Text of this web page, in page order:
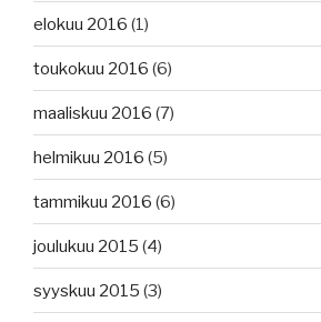
elokuu 2016 (1)
toukokuu 2016 (6)
maaliskuu 2016 (7)
helmikuu 2016 (5)
tammikuu 2016 (6)
joulukuu 2015 (4)
syyskuu 2015 (3)